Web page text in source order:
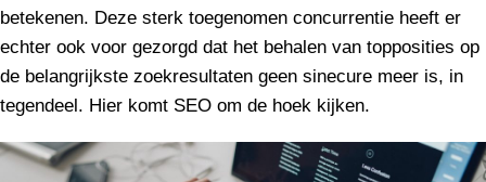
betekenen. Deze sterk toegenomen concurrentie heeft er
echter ook voor gezorgd dat het behalen van topposities op
de belangrijkste zoekresultaten geen sinecure meer is, in
tegendeel. Hier komt SEO om de hoek kijken.